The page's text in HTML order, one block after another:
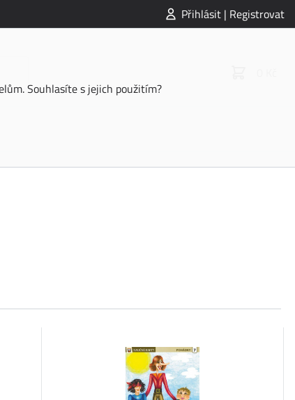
Přihlásit | Registrovat
Souhlasíte s jejich použitím?